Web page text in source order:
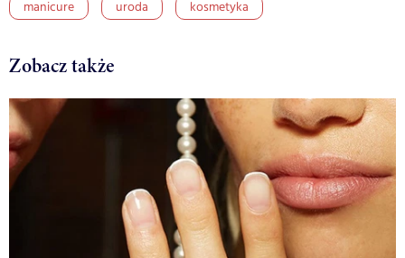
manicure uroda kosmetyka
Zobacz także